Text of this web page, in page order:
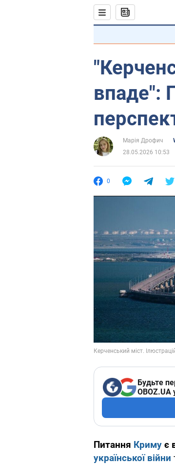
впаде":
Марія Дрофич
28.05.2026 10:53
0
Будьте
OBOZ.UA
Питання Криму є
української війни